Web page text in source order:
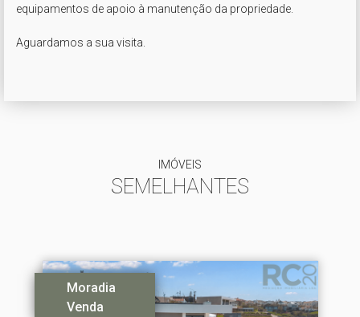
equipamentos de apoio à manutenção da propriedade.
Aguardamos a sua visita.
IMÓVEIS
SEMELHANTES
Moradia
Venda